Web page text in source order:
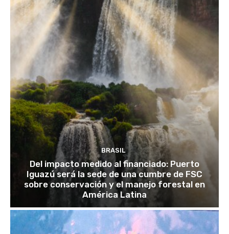
BRASIL
Del impacto medido al financiado: Puerto
Iguazú será la sede de una cumbre de FSC
sobre conservación y el manejo forestal en
América Latina